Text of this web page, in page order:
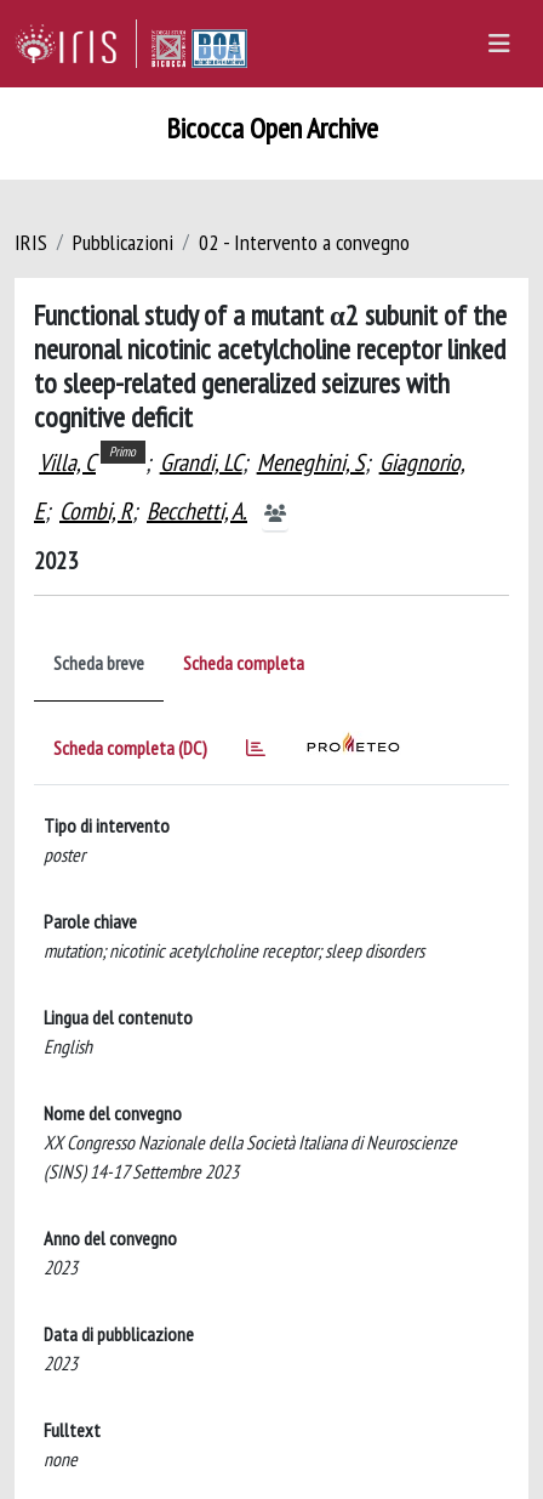
Bicocca Open Archive
IRIS Pubblicazioni 02 - Intervento a convegno
Functional study of a mutant α2 subunit of the
neuronal nicotinic acetylcholine receptor linked
to sleep-related generalized seizures with
cognitive deficit
Villa, C Primo ; Grandi, LC; Meneghini, S; Giagnorio,
E; Combi, R; Becchetti, A.
2023
Scheda breve Scheda completa
Scheda completa (DC)
Tipo di intervento
poster
Parole chiave
mutation; nicotinic acetylcholine receptor; sleep disorders
Lingua del contenuto
English
Nome del convegno
XX Congresso Nazionale della Società Italiana di Neuroscienze
(SINS) 14-17 Settembre 2023
Anno del convegno
2023
Data di pubblicazione
2023
Fulltext
none